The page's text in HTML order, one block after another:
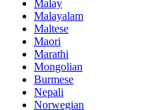
Malay
Malayalam
Maltese
Maori
Marathi
Mongolian
Burmese
Nepali
Norwegian